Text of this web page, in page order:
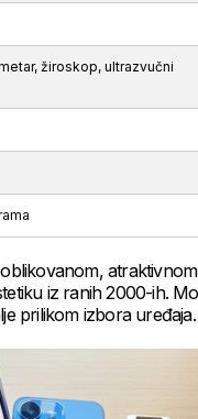
žiroskop, ultrazvučni
atraktivnom
iz ranih 2000-ih.
prilikom izbora uređaja.